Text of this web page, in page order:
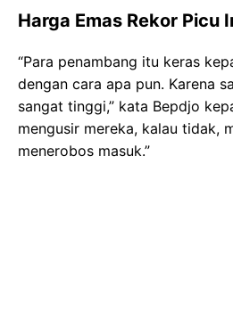
Harga Emas Rekor Picu
“Para penambang itu keras
dengan cara apa pun. Karena
sangat tinggi,” kata Bepdjo
mengusir mereka, kalau tidak,
menerobos masuk.”